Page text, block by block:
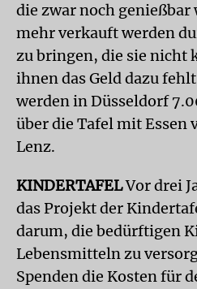
die zwar noch
mehr verkauft werden
zu bringen, die sie nicht
ihnen das Geld dazu
werden in Düsseldorf
über die Tafel mit Essen
Lenz.
KINDERTAFELVor drei
das Projekt der
darum, die bedürftigen
Lebensmitteln zu
Spenden die Kosten für